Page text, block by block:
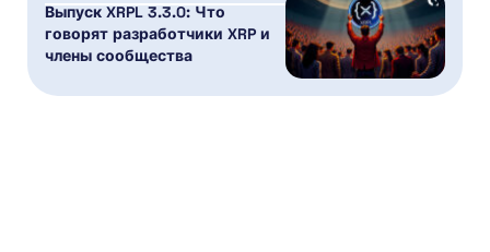
Выпуск XRPL 3.3.0: Что
говорят разработчики XRP и
члены сообщества